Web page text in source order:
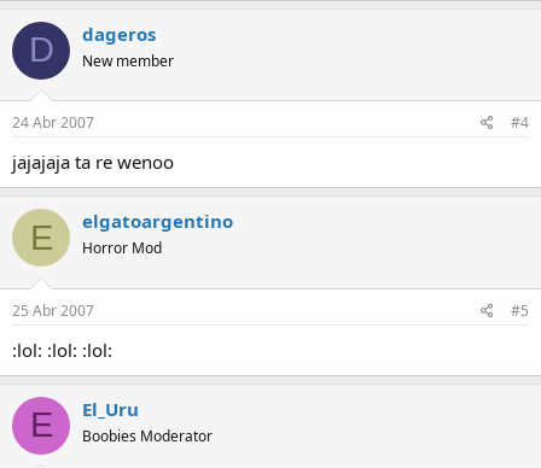
D dageros
New member
24 Abr 2007 #4
jajajaja ta re wenoo
E elgatoargentino
Horror Mod
25 Abr 2007 #5
:lol: :lol: :lol:
E El_Uru
Boobies Moderator